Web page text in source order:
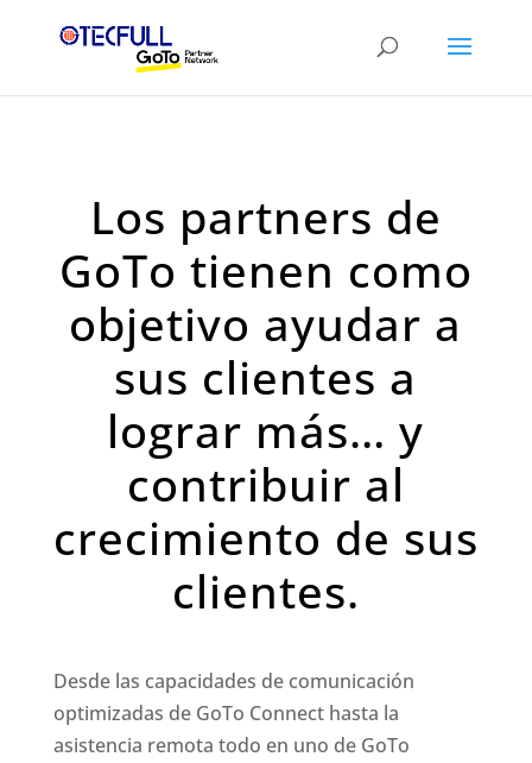
Los partners de
GoTo tienen como
objetivo ayudar a
sus clientes a
lograr más… y
contribuir al
crecimiento de sus
clientes.
Desde las capacidades de comunicación
optimizadas de GoTo Connect hasta la
asistencia remota todo en uno de GoTo